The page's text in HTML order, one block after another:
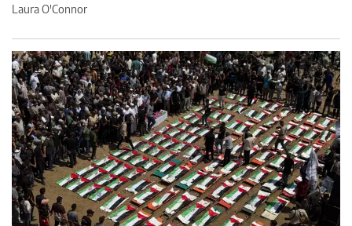
Laura O'Connor